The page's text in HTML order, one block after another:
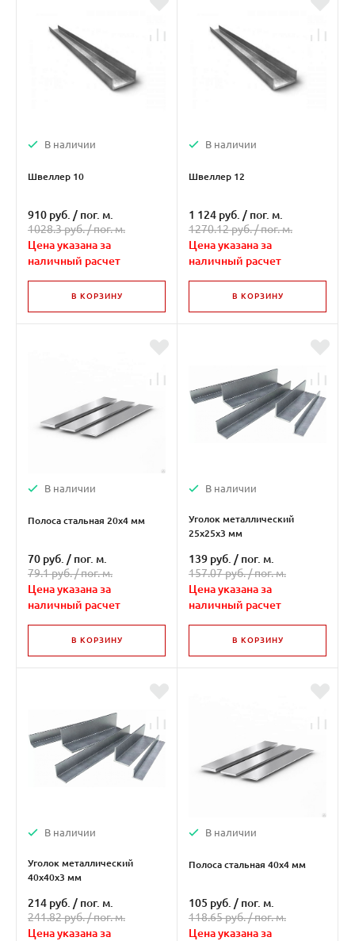
В наличии
Швеллер 10
910 руб. / пог. м.
1028.3 руб. /пог. м.
Цена указана за
наличный расчет
В КОРЗИНУ
В наличии
Швеллер 12
1 124 руб. / пог. м.
1270.12 руб. /пог. м.
Цена указана за
наличный расчет
В КОРЗИНУ
В наличии
Полоса стальная 20х4 мм
70 руб. / пог. м.
79.1 руб. /пог. м.
Цена указана за
наличный расчет
В КОРЗИНУ
В наличии
Уголок металлический
25х25х3 мм
139 руб. / пог. м.
157.07 руб. /пог. м.
Цена указана за
наличный расчет
В КОРЗИНУ
В наличии
Уголок металлический
40х40х3 мм
214 руб. / пог. м.
241.82 руб. /пог. м.
Цена указана за
В наличии
Полоса стальная 40х4 мм
105 руб. / пог. м.
118.65 руб. /пог. м.
Цена указана за